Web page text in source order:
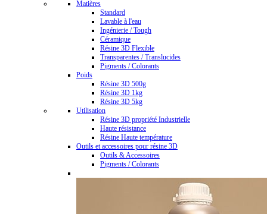
Matières
Standard
Lavable à l'eau
Ingénierie / Tough
Céramique
Résine 3D Flexible
Transparentes / Translucides
Pigments / Colorants
Poids
Résine 3D 500g
Résine 3D 1kg
Résine 3D 5kg
Utilisation
Résine 3D propriété Industrielle
Haute résistance
Résine Haute température
Outils et accessoires pour résine 3D
Outils & Accessoires
Pigments / Colorants